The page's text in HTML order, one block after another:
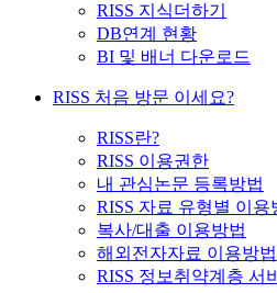
RISS 지식더하기
DB연계 현황
BI 및 배너 다운로드
RISS 처음 방문 이세요?
RISS란?
RISS 이용권한
내 관심논문 등록방법
RISS 자료 유형별 이용
복사/대출 이용방법
해외전자자료 이용방법
RISS 정보취약계층 서